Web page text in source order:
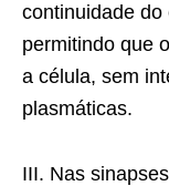
continuidade do
permitindo que
a célula, sem
plasmáticas.
III. Nas